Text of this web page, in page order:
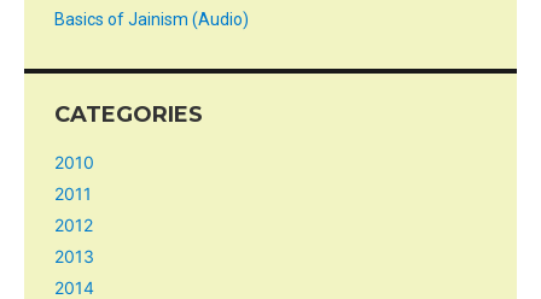
Basics of Jainism (Audio)
CATEGORIES
2010
2011
2012
2013
2014